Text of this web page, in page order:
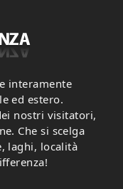
interamente
ed estero.
nostri visitatori,
Che si scelga
laghi, località